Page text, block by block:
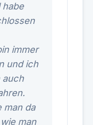
habe
immer
und ich
auch
man da
man